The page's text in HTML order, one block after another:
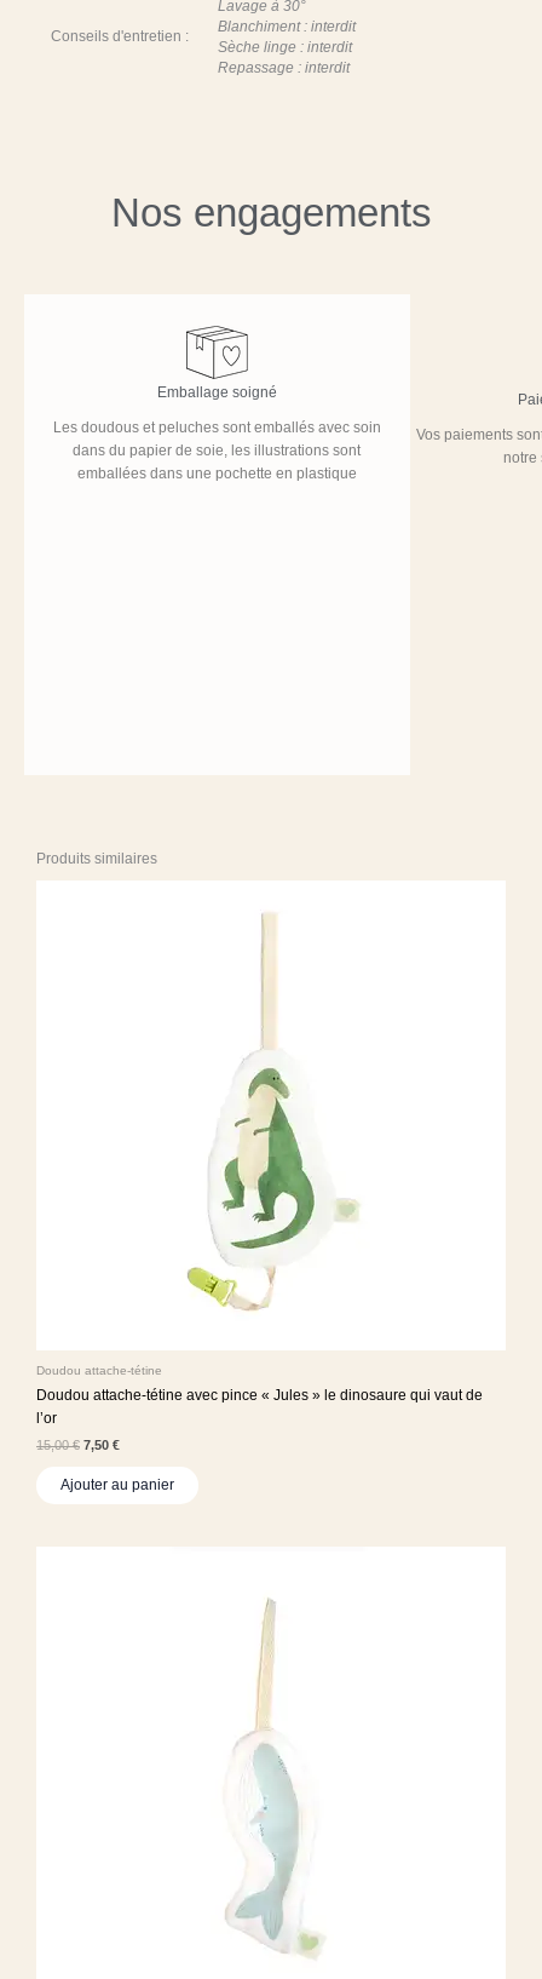
Conseils d'entretien :
Lavage à 30°
Blanchiment : interdit
Sèche linge : interdit
Repassage : interdit
Nos engagements
Emballage soigné
Les doudous et peluches sont emballés avec soin
dans du papier de soie, les illustrations sont
emballées dans une pochette en plastique
Vos paiements
notre
Produits similaires
Doudou attache-tétine
Doudou attache-tétine avec pince « Jules » le dinosaure qui vaut de
l’or
15,00€ 7,50 €
Ajouter au panier